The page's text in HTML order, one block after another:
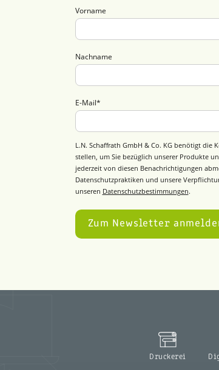
Vorname
Nachname
E-Mail*
L.N. Schaffrath GmbH & Co. KG benötigt
stellen, um Sie bezüglich unserer Produkte
jederzeit von diesen Benachrichtigungen
Datenschutzpraktiken und unsere
unseren Datenschutzbestimmungen.
Druckerei